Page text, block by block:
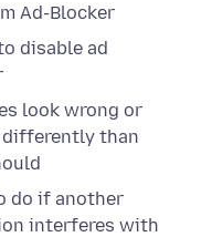
Ad-Blocker
disable ad
look wrong or
differently than
do if another
interferes with